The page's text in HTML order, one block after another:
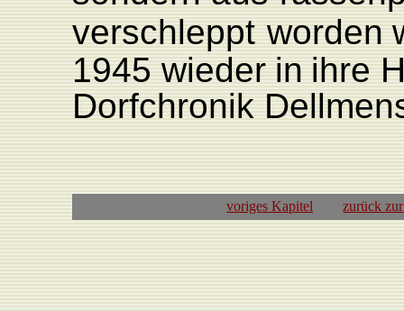
verschleppt worden
1945 wieder in ihre
Dorfchronik
voriges Kapitel zurück